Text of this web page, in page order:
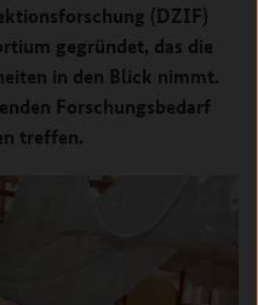
(DZIF)
gegründet, das die
in den Blick nimmt.
Forschungsbedarf
treffen.